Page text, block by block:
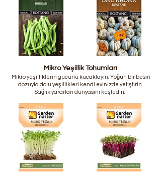
Mikro Yeşillik Tohumları
Mikro yeşilliklerin gücünü kucaklayın. Yoğun bir besin
dozuyla dolu yeşillikleri kendi evinizde yetiştirin.
Sağlık yararları dünyasını keşfedin.